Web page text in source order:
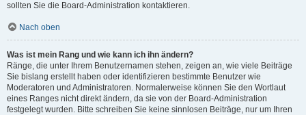
sollten Sie die Board-Administration kontaktieren.
Nach oben
Was ist mein Rang und wie kann ich ihn ändern?
Ränge, die unter Ihrem Benutzernamen stehen, zeigen an, wie viele Beiträge
Sie bislang erstellt haben oder identifizieren bestimmte Benutzer wie
Moderatoren und Administratoren. Normalerweise können Sie den Wortlaut
eines Ranges nicht direkt ändern, da sie von der Board-Administration
festgelegt wurden. Bitte schreiben Sie keine sinnlosen Beiträge, nur um Ihren